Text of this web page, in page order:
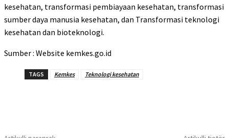
kesehatan, transformasi pembiayaan kesehatan, transformasi
sumber daya manusia kesehatan, dan Transformasi teknologi
kesehatan dan bioteknologi.
Sumber : Website kemkes.go.id
TAGS Kemkes Teknologi kesehatan